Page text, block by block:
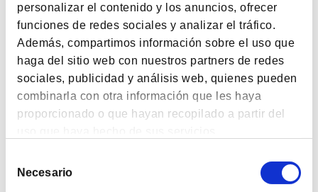
personalizar el contenido y los anuncios, ofrecer
funciones de redes sociales y analizar el tráfico.
Además, compartimos información sobre el uso que
haga del sitio web con nuestros partners de redes
sociales, publicidad y análisis web, quienes pueden
combinarla con otra información que les haya
proporcionado o que hayan recopilado a partir del
deNecesario
BLOG
Post desde Japón: Por qué invertimos en Asia
BLOG
Pensamiento contrarian y evolución